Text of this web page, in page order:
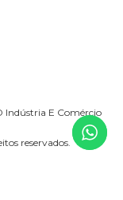
Indústria E Comércio
reservados.